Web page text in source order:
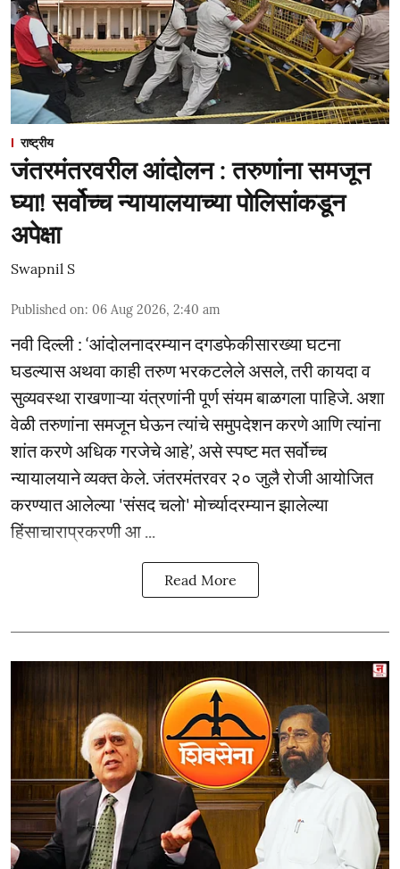
राष्ट्रीय
जंतरमंतरवरील आंदोलन : तरुणांना समजून
घ्या! सर्वोच्च न्यायालयाच्या पोलिसांकडून
अपेक्षा
Swapnil S
Published on: 06 Aug 2026, 2:40 am
नवी दिल्ली : ‘आंदोलनादरम्यान दगडफेकीसारख्या घटना
घडल्यास अथवा काही तरुण भरकटलेले असले, तरी कायदा व
सुव्यवस्था राखणाऱ्या यंत्रणांनी पूर्ण संयम बाळगला पाहिजे. अशा
वेळी तरुणांना समजून घेऊन त्यांचे समुपदेशन करणे आणि त्यांना
शांत करणे अधिक गरजेचे आहे’, असे स्पष्ट मत सर्वोच्च
न्यायालयाने व्यक्त केले. जंतरमंतरवर २० जुलै रोजी आयोजित
करण्यात आलेल्या 'संसद चलो' मोर्च्यादरम्यान झालेल्या
हिंसाचाराप्रकरणी आ ...
Read More